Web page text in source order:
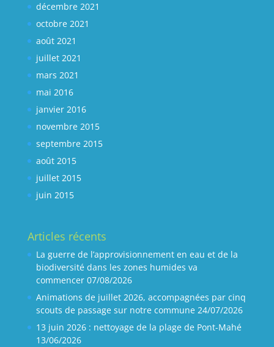
décembre 2021
octobre 2021
août 2021
juillet 2021
mars 2021
mai 2016
janvier 2016
novembre 2015
septembre 2015
août 2015
juillet 2015
juin 2015
Articles récents
La guerre de l’approvisionnement en eau et de la
biodiversité dans les zones humides va
commencer 07/08/2026
Animations de juillet 2026, accompagnées par cinq
scouts de passage sur notre commune 24/07/2026
13 juin 2026 : nettoyage de la plage de Pont-Mahé
13/06/2026